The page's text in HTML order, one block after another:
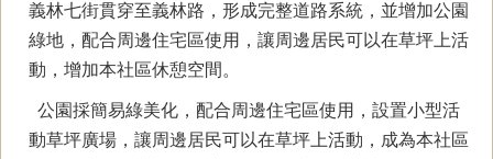
義林七街貫穿至義林路，形成完整道路系統，並增加公園
綠地，配合周邊住宅區使用，讓周邊居民可以在草坪上活
動，增加本社區休憩空間。
公園採簡易綠美化，配合周邊住宅區使用，設置小型活
動草坪廣場，讓周邊居民可以在草坪上活動，成為本社區